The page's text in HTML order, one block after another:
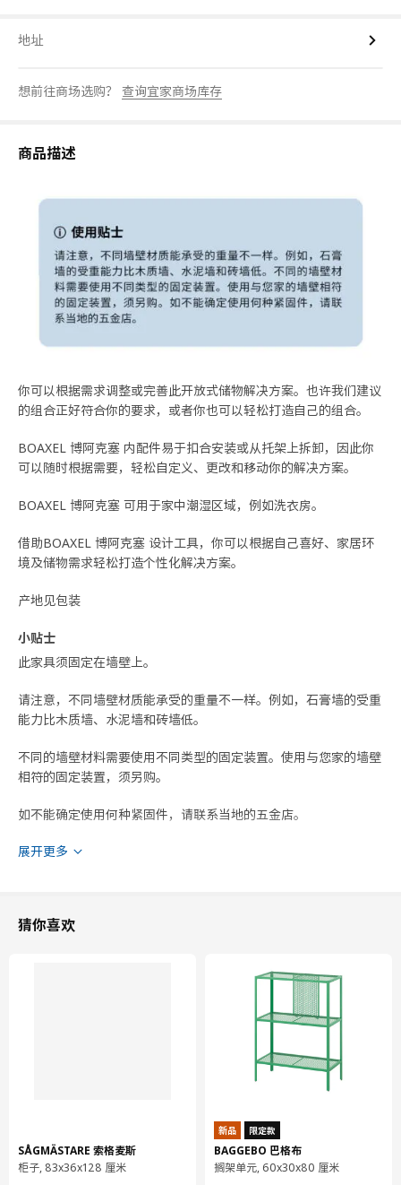
地址
想前往商场选购？ 查询宜家商场库存
商品描述
你可以根据需求调整或完善此开放式储物解决方案。也许我们建议
的组合正好符合你的要求，或者你也可以轻松打造自己的组合。
BOAXEL 博阿克塞 内配件易于扣合安装或从托架上拆卸，因此你
可以随时根据需要，轻松自定义、更改和移动你的解决方案。
BOAXEL 博阿克塞 可用于家中潮湿区域，例如洗衣房。
借助BOAXEL 博阿克塞 设计工具，你可以根据自己喜好、家居环
境及储物需求轻松打造个性化解决方案。
产地见包装
小贴士
此家具须固定在墙壁上。
请注意，不同墙壁材质能承受的重量不一样。例如，石膏墙的受重
能力比木质墙、水泥墙和砖墙低。
不同的墙壁材料需要使用不同类型的固定装置。使用与您家的墙壁
相符的固定装置，须另购。
如不能确定使用何种紧固件，请联系当地的五金店。
家具组装须两人配合进行。
宽度
187.2 厘米
深度
40.0 厘米
展开更多
猜你喜欢
SÅGMÄSTARE 索格麦斯
柜子, 83x36x128 厘米
新品 限定款
BAGGEBO 巴格布
搁架单元, 60x30x80 厘米